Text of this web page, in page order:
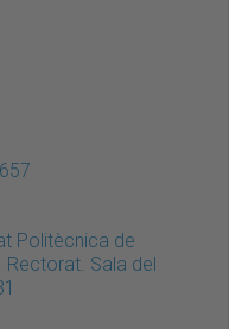
Politècnica de
Rectorat. Sala del